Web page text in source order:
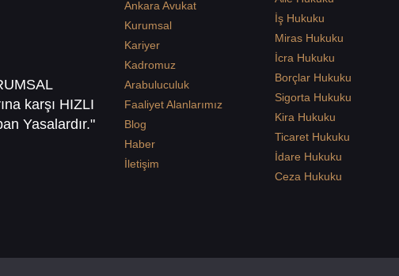
karşı HIZLI
Yasalardır."
Ankara Avukat
Kurumsal
Kariyer
Kadromuz
Arabuluculuk
Faaliyet Alanlarımız
Blog
Haber
İletişim
İş Hukuku
Miras Hukuku
İcra Hukuku
Borçlar Hukuku
Sigorta Hukuku
Kira Hukuku
Ticaret Hukuku
İdare Hukuku
Ceza Hukuku